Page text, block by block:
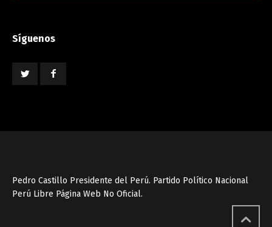
Síguenos
Pedro Castillo Presidente del Perú. Partido Político Nacional
Perú Libre Página Web No Oficial.